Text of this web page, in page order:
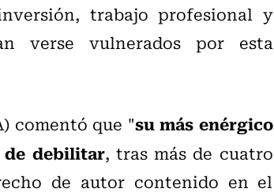
trabajo profesional y
verse vulnerados por esta
comentó que "su más enérgico
de debilitar, tras más de cuatro
de autor contenido en el